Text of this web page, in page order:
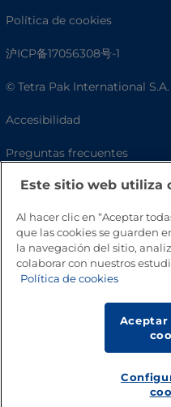
Política de cookies
沪ICP备17056308号-1
© Tetra Pak International S.A.
Accesibilidad
Preguntas frecuentes
Este sitio web utiliza
Al hacer clic en “Aceptar
que las cookies se guarden
la navegación del sitio,
colaborar con nuestros
Política de cookies
Aceptar